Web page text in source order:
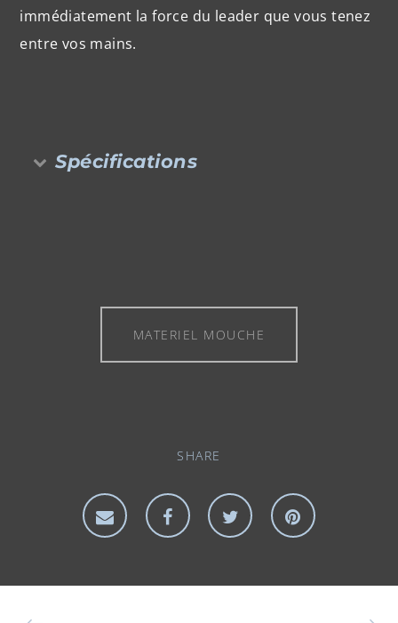
immédiatement la force du leader que vous tenez
entre vos mains.
Spécifications
MATERIEL MOUCHE
SHARE